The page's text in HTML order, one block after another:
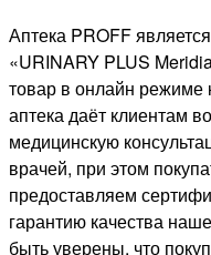
Аптека PROFF
«URINARY PLUS
товар в онлайн режиме
аптека даёт клиентам
медицинскую
врачей, при этом
предоставляем
гарантию качества
быть уверены, что